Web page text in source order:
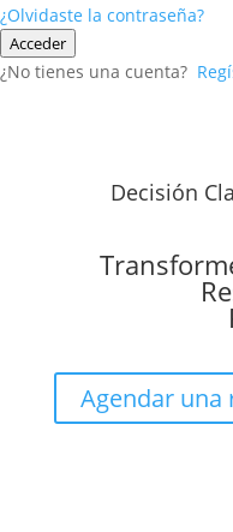
¿Olvidaste la contraseña?
Acceder
¿No tienes una cuenta?
Decisión
Agendar una